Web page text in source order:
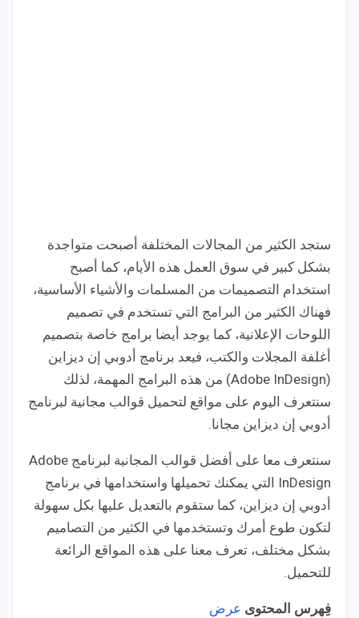
ستجد الكثير من المجالات المختلفة أصبحت متواجدة
بشكل كبير في سوق العمل هذه الأيام، كما أصبح
استخدام التصميمات من المسلمات والأشياء الأساسية،
فهناك الكثير من البرامج التي تستخدم في تصميم
اللوحات الإعلانية، كما يوجد أيضا برامج خاصة بتصميم
أغلفة المجلات والكتب، فيعد برنامج أدوبي إن ديزاين
(Adobe InDesign) من هذه البرامج المهمة، لذلك
سنتعرف اليوم على مواقع لتحميل قوالب مجانية لبرنامج
أدوبي إن ديزاين مجانا.
سنتعرف معا على أفضل قوالب المجانية لبرنامج Adobe
InDesign التي يمكنك تحميلها واستخدامها في برنامج
أدوبي إن ديزاين، كما ستقوم بالتعديل عليها بكل سهولة
لتكون طوع أمرك وتستخدمها في الكثير من التصاميم
بشكل مختلف، تعرف معنا على هذه المواقع الرائعة
للتحميل.
فِهرس المحتوى عرض